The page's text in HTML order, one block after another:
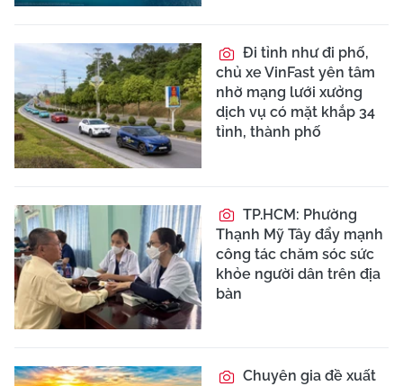
Đi tỉnh như đi phố,
chủ xe VinFast yên tâm
nhờ mạng lưới xưởng
dịch vụ có mặt khắp 34
tỉnh, thành phố
TP.HCM: Phường
Thạnh Mỹ Tây đẩy mạnh
công tác chăm sóc sức
khỏe người dân trên địa
bàn
Chuyên gia đề xuất